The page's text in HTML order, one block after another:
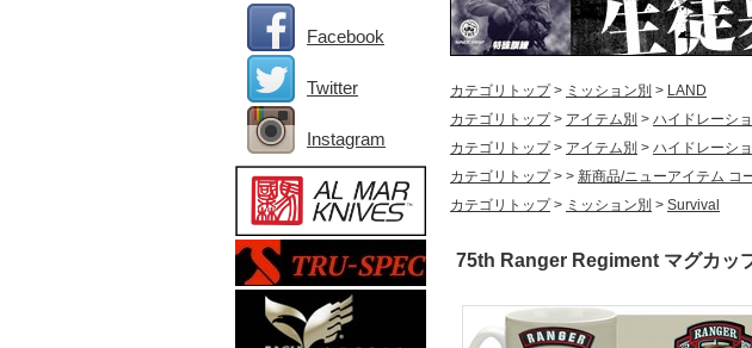
カテゴリトップ> ミッション別 > LAND
カテゴリトップ> アイテム別 > ハイドレーシ
カテゴリトップ> アイテム別 > ハイドレーシ
カテゴリトップ> > 新商品/ニューアイテム コ
カテゴリトップ> ミッション別 > Survival
75th Ranger Regiment マグカッ
Facebook
Twitter
Instagram